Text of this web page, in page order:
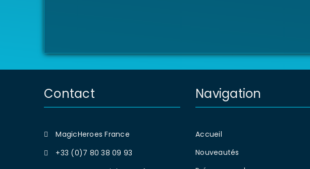
Contact
MagicHeroes France
+33 (0)7 80 38 09 93
Navigation
Accueil
Nouveautés